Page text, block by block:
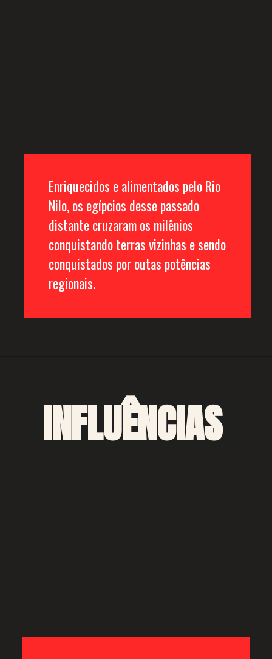
Enriquecidos e alimentados pelo Rio
Nilo, os egípcios desse passado
distante cruzaram os milênios
conquistando terras vizinhas e sendo
conquistados por outas potências
regionais.
INFLUÊNCIAS